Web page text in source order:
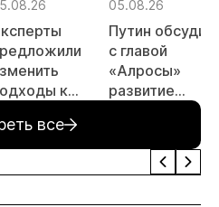
к
фоне
05.08.26
Путин обсудил
с главой
«Алросы»
развитие
золотодобычи
проектов в
все